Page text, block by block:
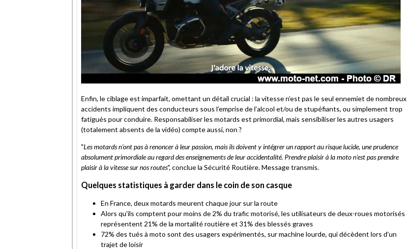
Enfin, le ciblage est imparfait, omettant un détail crucial : la vitesse n’est pas le seul ennemiet de nombreux
accidents impliquent des conducteurs sous l’emprise de l’alcool et/ou de stupéfiants, ou simplement trop
fatigués pour conduire. Responsabiliser les motards est primordial, mais sensibiliser les autres usagers
(totalement absents de la vidéo) compte aussi, non ?
"Les motards n'ont pas à renoncer à leur passion, mais ils doivent y intégrer un rapport au risque lucide, une prudence
absolument primordiale au regard des enseignements de leur accidentalité. Prendre plaisir à la moto n'est pas prendre
plaisir à la vitesse sur nos routes", conclue la Sécurité Routière. Message transmis.
Quelques statistiques à garder dans le coin de son casque
En France, deux motards meurent chaque jour sur la route
Alors qu'ils comptent pour moins de 2% du trafic motorisé, les utilisateurs de deux-roues motorisés
représentent 21% de la mortalité routière et 31% des blessés graves
72% des tués à moto sont des usagers expérimentés, sur machine lourde, qui décèdent lors d'un
trajet de loisir